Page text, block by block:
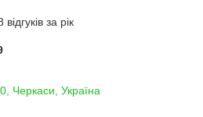
за рік
Черкаси, Україна